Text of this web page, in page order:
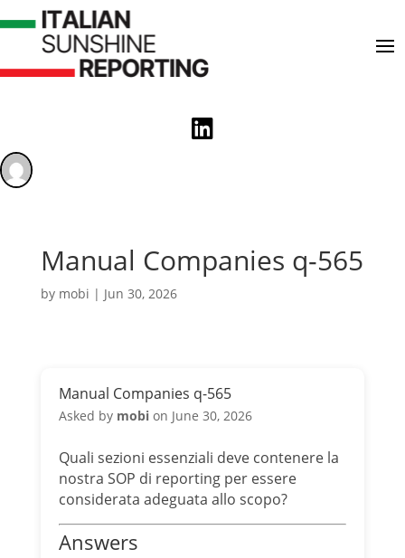

Manual Companies q-565
by mobi | Jun 30, 2026
Manual Companies q-565
Asked by mobion June 30, 2026
Quali sezioni essenziali deve contenere la
nostra SOP di reporting per essere
considerata adeguata allo scopo?
Answers